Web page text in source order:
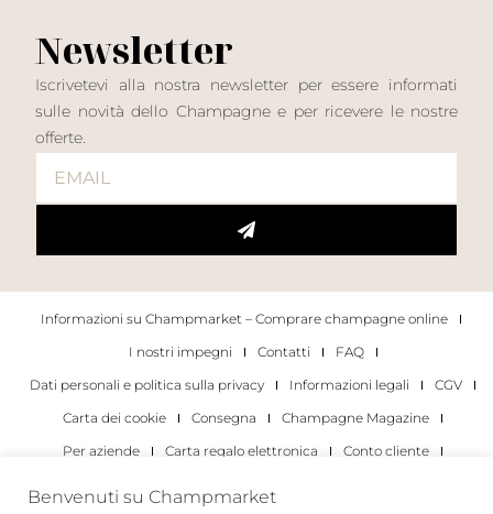
Newsletter
Iscrivetevi alla nostra newsletter per essere informati
sulle novità dello Champagne e per ricevere le nostre
offerte.
Informazioni su Champmarket – Comprare champagne online
I nostri impegni
Contatti
FAQ
Dati personali e politica sulla privacy
Informazioni legali
CGV
Carta dei cookie
Consegna
Champagne Magazine
Per aziende
Carta regalo elettronica
Conto cliente
Benvenuti su Champmarket